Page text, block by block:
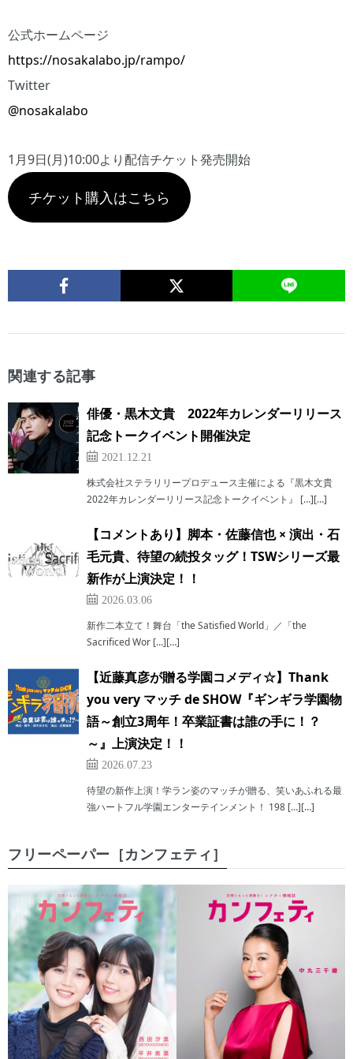
公式ホームページ
https://nosakalabo.jp/rampo/
Twitter
@nosakalabo
1月9日(月)10:00より配信チケット発売開始
チケット購入はこちら
関連する記事
俳優・黒木文貴 2022年カレンダーリリース
記念トークイベント開催決定
2021.12.21
株式会社ステラリリープロデュース主催による『黒木文貴
2022年カレンダーリリース記念トークイベント』 […][…]
【コメントあり】脚本・佐藤信也 × 演出・石
毛元貴、待望の続投タッグ！TSWシリーズ最
新作が上演決定！！
2026.03.06
新作二本立て！舞台「the Satisfied World」／「the
Sacrificed Wor […][…]
【近藤真彦が贈る学園コメディ☆】Thank
you very マッチ de SHOW『ギンギラ学園物
語～創立3周年！卒業証書は誰の手に！？
～』上演決定！！
2026.07.23
待望の新作上演！学ラン姿のマッチが贈る、笑いあふれる最
強ハートフル学園エンターテインメント！ 198 […][…]
フリーペーパー［カンフェティ］